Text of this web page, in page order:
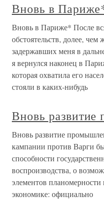
Вновь в
Вновь в Париже* После
обстоятельств, долее,
задержавших меня в
я вернулся наконец в
которая охватила его
стояли в каких-нибудь
Вновь
Вновь развитие
кампании против Варги
способности
воспроизводства, о
элементов планомерности
экономике: официально